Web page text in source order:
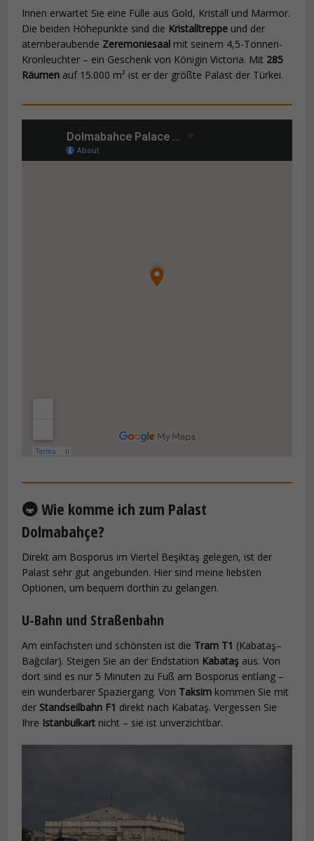
Innen erwartet Sie eine Fülle aus Gold, Kristall und Marmor.
Die beiden Höhepunkte sind die Kristalltreppe und der
atemberaubende Zeremoniesaal mit seinem 4,5-Tonnen-
Kronleuchter – ein Geschenk von Königin Victoria. Mit 285
Räumen auf 15.000 m² ist er der größte Palast der Türkei.
🚇 Wie komme ich zum Palast
Dolmabahçe?
Direkt am Bosporus im Viertel Beşiktaş gelegen, ist der
Palast sehr gut angebunden. Hier sind meine liebsten
Optionen, um bequem dorthin zu gelangen.
U-Bahn und Straßenbahn
Am einfachsten und schönsten ist die Tram T1 (Kabataş–
Bağcılar). Steigen Sie an der Endstation Kabataş aus. Von
dort sind es nur 5 Minuten zu Fuß am Bosporus entlang –
ein wunderbarer Spaziergang. Von Taksim kommen Sie mit
der Standseilbahn F1 direkt nach Kabataş. Vergessen Sie
Ihre Istanbulkart nicht – sie ist unverzichtbar.